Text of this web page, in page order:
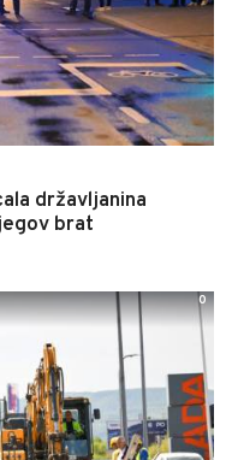
državljanina
brat
0